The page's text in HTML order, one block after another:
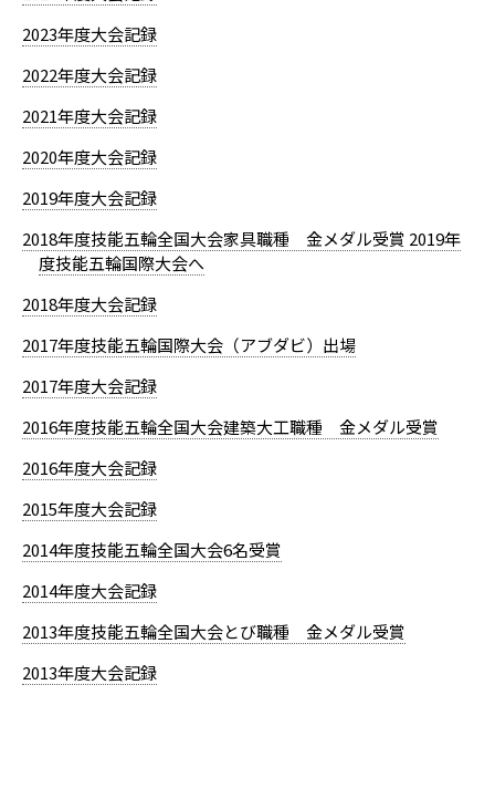
2023年度大会記録
2022年度大会記録
2021年度大会記録
2020年度大会記録
2019年度大会記録
2018年度技能五輪全国大会家具職種 金メダル受賞 2019年
度技能五輪国際大会へ
2018年度大会記録
2017年度技能五輪国際大会（アブダビ）出場
2017年度大会記録
2016年度技能五輪全国大会建築大工職種 金メダル受賞
2016年度大会記録
2015年度大会記録
2014年度技能五輪全国大会6名受賞
2014年度大会記録
2013年度技能五輪全国大会とび職種 金メダル受賞
2013年度大会記録